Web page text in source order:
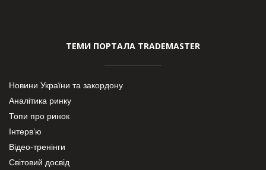
ТЕМИ ПОРТАЛА TRADEMASTER
Новини України та закордону
Аналітика ринку
Топи про ринок
Інтерв’ю
Відео-тренінги
Світовий досвід